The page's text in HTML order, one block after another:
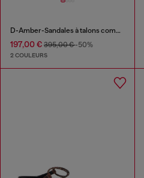
D-Amber-Sandales à talons compensés en cuir effet lézard
197,00 € 395,00 €-50%
2 COULEURS